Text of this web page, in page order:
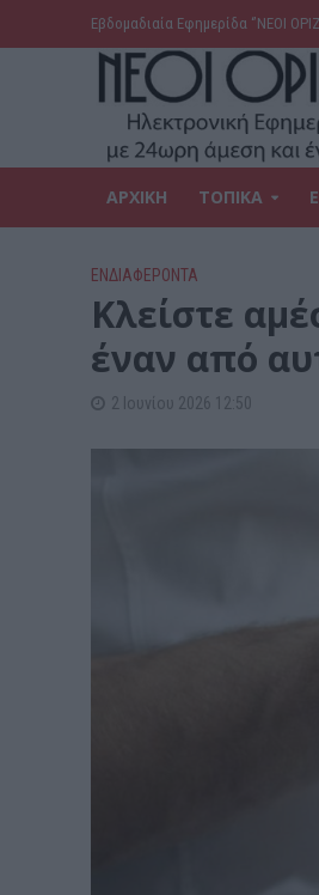
Εβδομαδιαία Εφημερίδα ‘’ΝΕΟΙ
ΑΡΧΙΚΗ ΤΟΠΙΚΑ
ΕΝΔΙΑΦΕΡΟΝΤΑ
Κλείστε
έναν από
2 Ιουνίου 2026 12:50